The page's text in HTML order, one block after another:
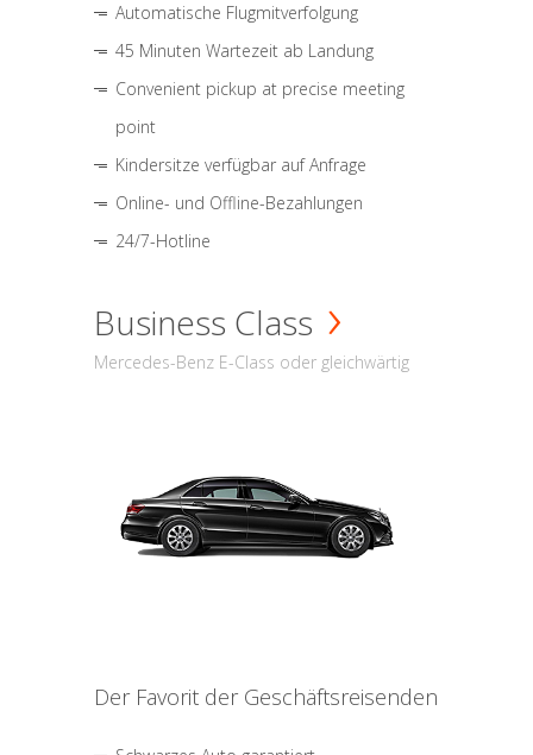
Automatische Flugmitverfolgung
45 Minuten Wartezeit ab Landung
Convenient pickup at precise meeting
point
Kindersitze verfügbar auf Anfrage
Online- und Offline-Bezahlungen
24/7-Hotline
Business Class
Mercedes-Benz E-Class oder gleichwärtig
Der Favorit der Geschäftsreisenden